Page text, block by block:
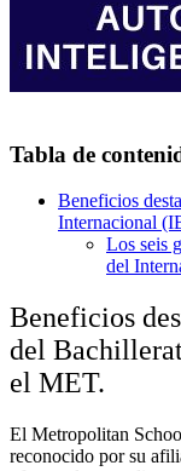
Tabla de
Beneficios
Internacional
Los seis
del
Beneficios
del
el MET.
El Metropolitan
reconocido por su